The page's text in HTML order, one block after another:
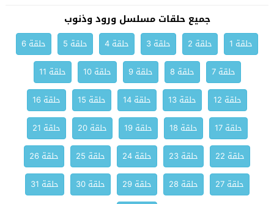
جميع حلقات مسلسل ورود وذنوب
حلقة 1 حلقة 2 حلقة 3 حلقة 4 حلقة 5
حلقة 6
حلقة 7
حلقة 8 حلقة 9 حلقة 10
حلقة 11
حلقة 12
حلقة 13 حلقة 14 حلقة 15
حلقة 16
حلقة 17
حلقة 18 حلقة 19 حلقة 20
حلقة 21
حلقة 22
حلقة 23 حلقة 24 حلقة 25
حلقة 26
حلقة 27
حلقة 28 حلقة 29 حلقة 30
حلقة 31